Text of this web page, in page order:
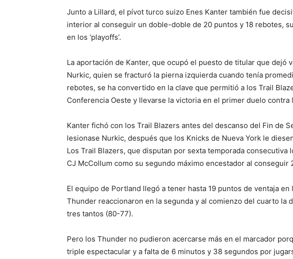
Junto a Lillard, el pívot turco suizo Enes Kanter también fue
interior al conseguir un doble-doble de 20 puntos y 18 rebotes,
en los ‘playoffs’.
La aportación de Kanter, que ocupó el puesto de titular que dejó
Nurkic, quien se fracturó la pierna izquierda cuando tenía
rebotes, se ha convertido en la clave que permitió a los Trail
Conferencia Oeste y llevarse la victoria en el primer duelo contra
Kanter fichó con los Trail Blazers antes del descanso del Fin de
lesionase Nurkic, después que los Knicks de Nueva York le
Los Trail Blazers, que disputan por sexta temporada consecutiva
CJ McCollum como su segundo máximo encestador al conseguir
El equipo de Portland llegó a tener hasta 19 puntos de ventaja
Thunder reaccionaron en la segunda y al comienzo del cuarto la
tres tantos (80-77).
Pero los Thunder no pudieron acercarse más en el marcador
triple espectacular y a falta de 6 minutos y 38 segundos por